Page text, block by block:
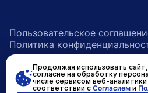
Пользовательское
Политика
возрастное ограничение
Продолжая использовать
согласие на обработку
числе сервисом веб-
соответствии с Согласиеми